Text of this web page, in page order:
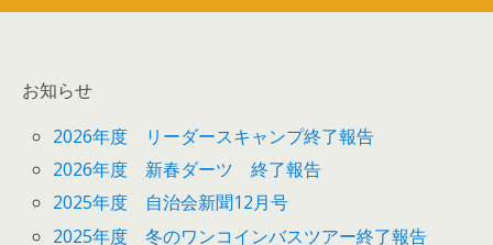
お知らせ
2026年度 リーダースキャンプ終了報告
2026年度 新春ダーツ 終了報告
2025年度 自治会新聞12月号
2025年度 冬のワンコインバスツアー終了報告